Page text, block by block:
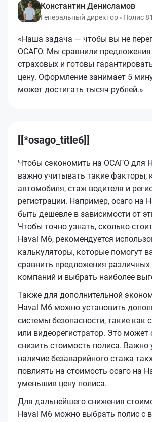
Константин Денисламов
Генеральный директор «Полис
«Наша задача — чтобы вы не
ОСАГО. Мы сравнили предложения
страховых и готовы
цену. Оформление занимает 5
может достигать тысяч рублей.»
[[*osago_title6]]
Чтобы сэкономить на ОСАГО для
важно учитывать такие факторы,
автомобиля, стаж водителя и
регистрации. Например, осаго на
быть дешевле в зависимости от
Чтобы точно узнать, сколько
Haval M6, рекомендуется
калькуляторы, которые помогут
сравнить предложения различных
компаний и выбрать наиболее
Также для дополнительной
Haval M6 можно установить
системы безопасности, такие как
или видеорегистратор. Это может
снизить стоимость полиса. Важно
наличие безаварийного стажа
повлиять на стоимость осаго на
уменьшив цену полиса.
Для дальнейшего снижения
Haval M6 можно выбрать полис с